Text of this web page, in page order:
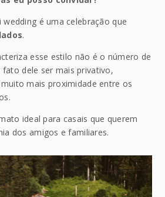
é uma celebração que
.
esse estilo não é o número de
dele ser mais privativo,
mais proximidade entre os
ideal para casais que querem
dos amigos e familiares.